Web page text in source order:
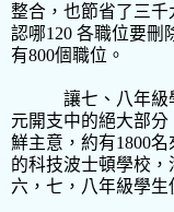
整合，也節省了三
認哪120 各職位要刪
有800個職位。
讓七、八年級
元開支中的絕大部
鮮主意，約有1800名
的科技波士頓學校
六，七，八年級學生